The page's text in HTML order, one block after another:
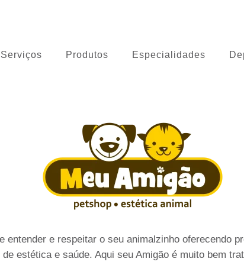
Serviços Produtos Especialidades
entender e respeitar o seu animalzinho oferecendo
de estética e saúde. Aqui seu Amigão é muito bem